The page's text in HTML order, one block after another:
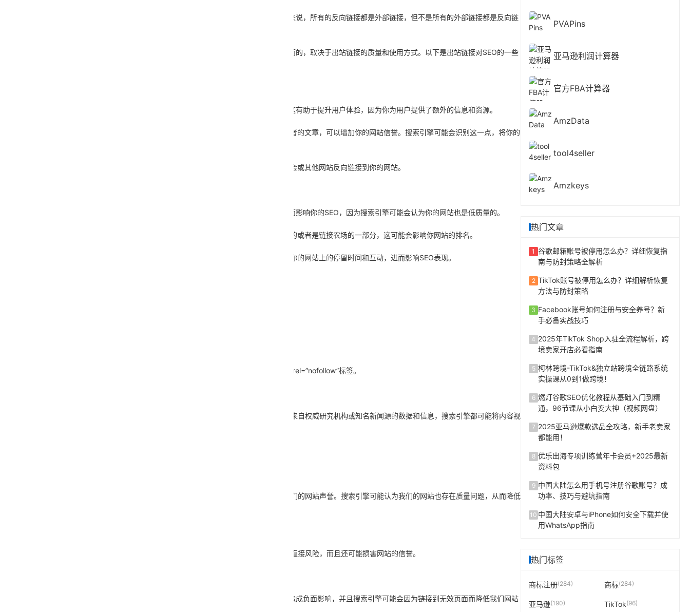
容易混淆的一个概念是“反向链接”。反向链接特指从其他网站指向你的网站的链接。简单来说，所有的反向链接都是外部链接，但不是所有的外部链接都是反向链
在本文中，我们重点讨论“出站链接”。出站链接对SEO的影响可以是正面的，也可能是负面的，取决于出站链接的质量和使用方式。以下是出站链接对SEO的一些
提供高质量的出站链接可以增加你的内容的价值，使其更全面和有用。这有助于提升用户体验，因为你为用户提供了额外的信息和资源。
链接到可信赖和权威的来源，如学术研究、知名新闻机构或行业领导者的文章，可以增加你的网站信誉。搜索引擎可能会识别这一点，将你的
通过链接到相关业务或博客，你可以建立行业关系，这可能导致合作机会或其他网站反向链接到你的网站。
如果你的网站链接到被视为垃圾邮件或低质量的网站，这可能会负面影响你的SEO，因为搜索引擎可能会认为你的网站也是低质量的。
页面上过多的无关出站链接可能会导致搜索引擎认为你的页面是低质量的或者是链接农场的一部分，这可能会影响你网站的排名。
过多的出站链接可能会分散用户注意力，降低页面的用户体验，影响用户在你的网站上的停留时间和互动，进而影响SEO表现。
对于那些你不希望搜索引擎跟踪或者不完全信任的链接，可以使用rel=”nofollow”标签。
链接到权威和可信的来源可以增强我们网站内容的信任度。例如，如果文章或网页提供了来自权威研究机构或知名新闻源的数据和信息，搜索引擎都可能将内容视
当我们网站链接到被认为是垃圾邮件、恶意或简单地质量低下的网站时，这可能会损害我们的网站声誉。搜索引擎可能认为我们的网站也存在质量问题，从而降低
链接到含有恶意软件、病毒或其他安全威胁的网站，可能不仅对访问那些链接的用户构成直接风险，而且还可能损害网站的信誉。
出站链接到非活跃或已删除的页面(死链)，如果没有定期检查和更新，可能会对用户体验造成负面影响，并且搜索引擎可能会因为链接到无效页面而降低我们网站
PVAPins
亚马逊利润计算器
官方FBA计算器
AmzData
tool4seller
Amzkeys
热门文章
1 谷歌邮箱账号被停用怎么办？详细恢复指
南与防封策略全解析
2 TikTok账号被停用怎么办？详细解析恢复
方法与防封策略
3 Facebook账号如何注册与安全养号？新
手必备实战技巧
4 2025年TikTok Shop入驻全流程解析，跨
境卖家开店必看指南
5 柯林跨境-TikTok&独立站跨境全链路系统
实操课从0到1做跨境！
6 燃灯谷歌SEO优化教程从基础入门到精
通，96节课从小白变大神（视频网盘）
7 2025亚马逊爆款选品全攻略，新手老卖家
都能用！
8 优乐出海专项训练营年卡会员+2025最新
资料包
9 中国大陆怎么用手机号注册谷歌账号？成
功率、技巧与避坑指南
10 中国大陆安卓与iPhone如何安全下载并使
用WhatsApp指南
热门标签
商标注册(284) 商标(284)
亚马逊(190) TikTok(96)